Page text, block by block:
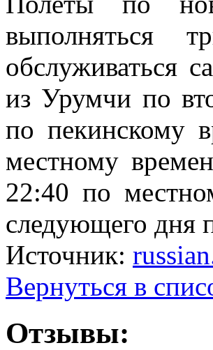
выполняться
обслуживаться
из Урумчи по
по пекинскому
местному
22:40 по
следующего дня
Источник:
Вернуться в
Отзывы: